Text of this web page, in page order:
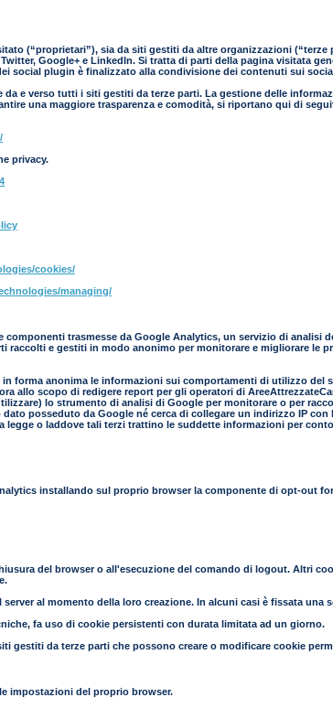
(“proprietari”), sia da siti gestiti da altre organizzazioni (“terze
Google+ e LinkedIn. Si tratta di parti della pagina visitata
social plugin è finalizzato alla condivisione dei contenuti sui
e verso tutti i siti gestiti da terze parti. La gestione delle
una maggiore trasparenza e comodità, si riportano qui di
privacy.
cookies/
managing/
componenti trasmesse da Google Analytics, un servizio di analisi
raccolti e gestiti in modo anonimo per monitorare e migliorare le
forma anonima le informazioni sui comportamenti di utilizzo del
allo scopo di redigere report per gli operatori di
lo strumento di analisi di Google per monitorare o per
posseduto da Google né cerca di collegare un indirizzo IP
o laddove tali terzi trattino le suddette informazioni per
installando sul proprio browser la componente di opt-out
del browser o all'esecuzione del comando di logout. Altri
al momento della loro creazione. In alcuni casi è fissata una
fa uso di cookie persistenti con durata limitata ad un giorno.
gestiti da terze parti che possono creare o modificare cookie
impostazioni del proprio browser.